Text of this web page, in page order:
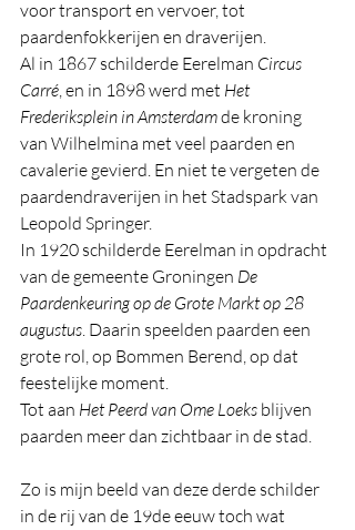
voor transport en vervoer, tot
paardenfokkerijen en draverijen.
Al in 1867 schilderde Eerelman Circus
Carré, en in 1898 werd met Het
Frederiksplein in Amsterdam de kroning
van Wilhelmina met veel paarden en
cavalerie gevierd. En niet te vergeten de
paardendraverijen in het Stadspark van
Leopold Springer.
In 1920 schilderde Eerelman in opdracht
van de gemeente Groningen De
Paardenkeuring op de Grote Markt op 28
augustus. Daarin speelden paarden een
grote rol, op Bommen Berend, op dat
feestelijke moment.
Tot aan Het Peerd van Ome Loeks blijven
paarden meer dan zichtbaar in de stad.
Zo is mijn beeld van deze derde schilder
in de rij van de 19de eeuw toch wat